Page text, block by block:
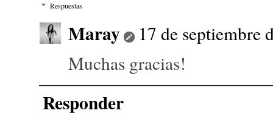
Respuestas
Maray
17 de septiembre
Muchas gracias!
Responder